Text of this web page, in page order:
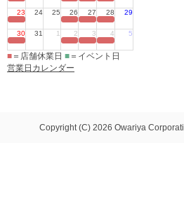
23 24 25 26 27 28 29
30 31 1 2 3 4 5
■ ＝店舗休業日 ■ ＝イベント日
営業日カレンダー
Copyright (C) 2026 Owariya